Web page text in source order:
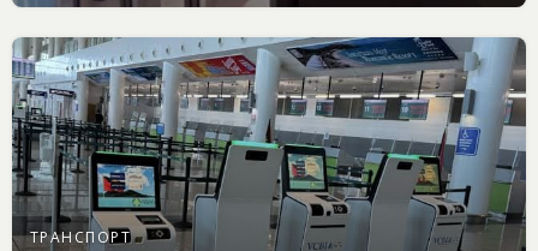
ТРАНСПОРТ